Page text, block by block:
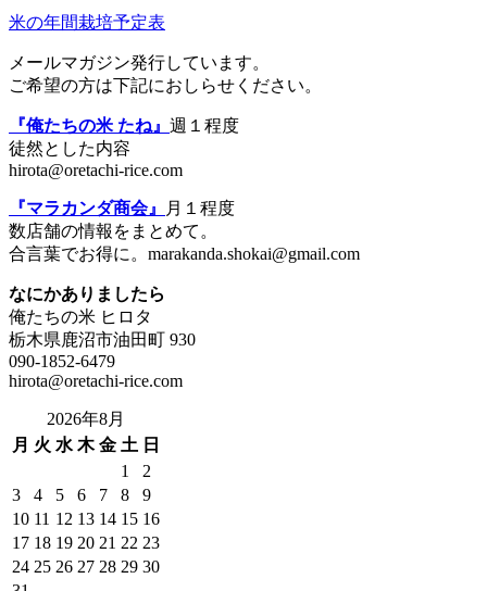
米の年間栽培予定表
メールマガジン発行しています。
ご希望の方は下記におしらせください。
『俺たちの米 たね』 週１程度
徒然とした内容
hirota@oretachi-rice.com
『マラカンダ商会』
月１程度
数店舗の情報をまとめて。
合言葉でお得に。marakanda.shokai@gmail.com
なにかありましたら
俺たちの米 ヒロタ
栃木県鹿沼市油田町 930
090-1852-6479
hirota@oretachi-rice.com
2026年8月
月 火 水 木 金 土 日
1
2
3
4 5 6 7 8
9
10 11 12 13 14 15 16
17 18 19 20 21 22 23
24 25 26 27 28 29 30